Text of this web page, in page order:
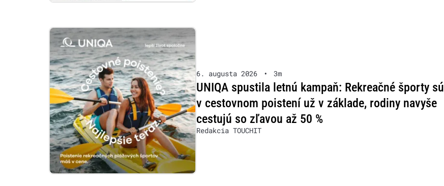
6. augusta 2026 • 3m
UNIQA spustila letnú kampaň: Rekreačné športy sú
v cestovnom poistení už v základe, rodiny navyše
cestujú so zľavou až 50 %
Redakcia TOUCHIT